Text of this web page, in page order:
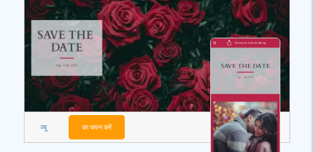
व्यू का चयन करें